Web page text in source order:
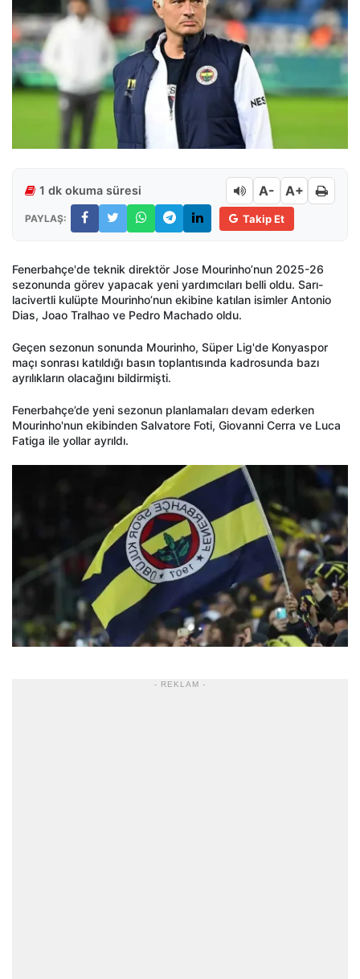
1 dk okuma süresi A- A+
PAYLAŞ: Takip Et
Fenerbahçe'de teknik direktör Jose Mourinho’nun 2025-26
sezonunda görev yapacak yeni yardımcıları belli oldu. Sarı-
lacivertli kulüpte Mourinho’nun ekibine katılan isimler Antonio
Dias, Joao Tralhao ve Pedro Machado oldu.
Geçen sezonun sonunda Mourinho, Süper Lig'de Konyaspor
maçı sonrası katıldığı basın toplantısında kadrosunda bazı
ayrılıkların olacağını bildirmişti.
Fenerbahçe’de yeni sezonun planlamaları devam ederken
Mourinho'nun ekibinden Salvatore Foti, Giovanni Cerra ve Luca
Fatiga ile yollar ayrıldı.
- REKLAM -